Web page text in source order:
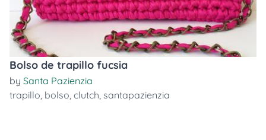
Bolso de trapillo fucsia
by Santa Pazienzia
trapillo, bolso, clutch, santapazienzia